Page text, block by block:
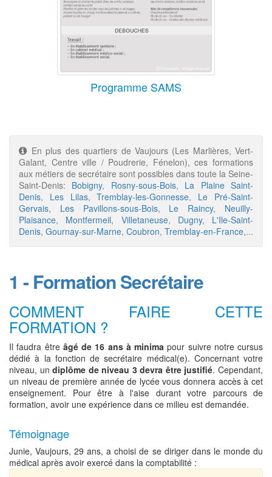
Programme SAMS
En plus des quartiers de Vaujours (Les Marlières, Vert-
Galant, Centre ville / Poudrerie, Fénelon), ces formations
aux métiers de secrétaire sont possibles dans toute la Seine-
Saint-Denis: Bobigny, Rosny-sous-Bois, La Plaine Saint-
Denis, Les Lilas,Tremblay-les-Gonnesse, Le Pré-Saint-
Gervais, Les Pavillons-sous-Bois, Le Raincy, Neuilly-
Plaisance, Montfermeil, Villetaneuse, Dugny, L'Ile-Saint-
Denis, Gournay-sur-Marne, Coubron, Tremblay-en-France,...
1 - Formation Secrétaire
COMMENT FAIRE CETTE
FORMATION ?
Il faudra être âgé de 16 ans à minima pour suivre notre cursus
dédié à la fonction de secrétaire médical(e). Concernant votre
niveau, undiplôme de niveau 3 devra être justifié. Cependant,
un niveau de première année de lycée vous donnera accès à cet
enseignement. Pour être à l'aise durant votre parcours de
formation, avoir une expérience dans ce milieu est demandée.
Témoignage
Junie, Vaujours, 29 ans, a choisi de se diriger dans le monde du
médical après avoir exercé dans la comptabilité :